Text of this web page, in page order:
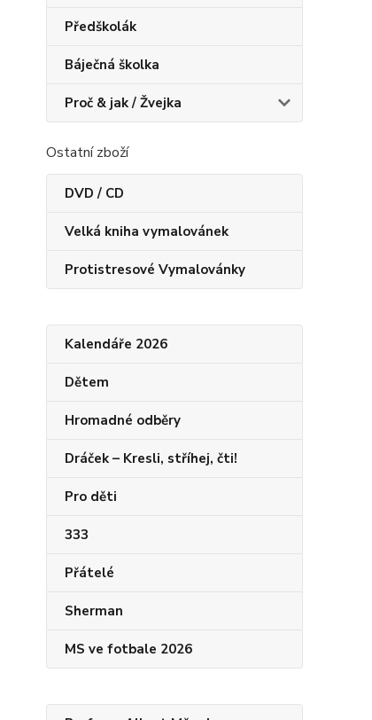
Předškolák
Báječná školka
Proč & jak / Žvejka
Ostatní zboží
DVD / CD
Velká kniha vymalovánek
Protistresové Vymalovánky
Kalendáře 2026
Dětem
Hromadné odběry
Dráček – Kresli, stříhej, čti!
Pro děti
333
Přátelé
Sherman
MS ve fotbale 2026